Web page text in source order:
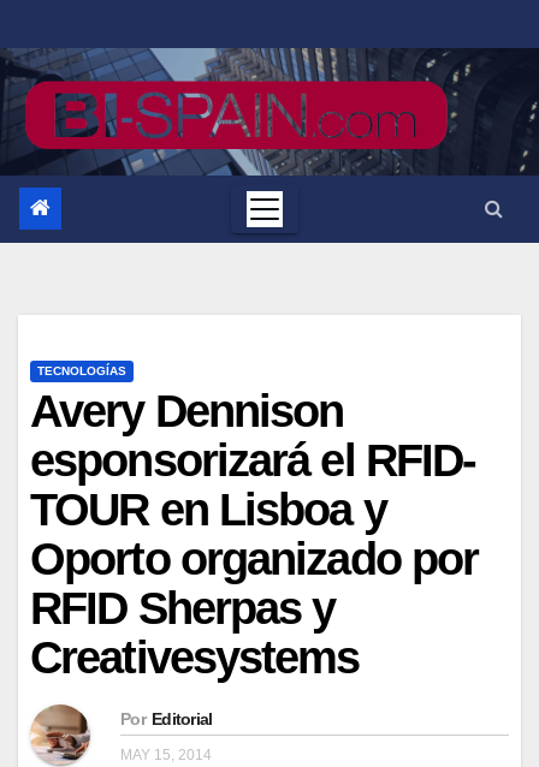
al
contenido
TECNOLOGÍAS
Avery Dennison
esponsorizará el RFID-
TOUR en Lisboa y
Oporto organizado por
RFID Sherpas y
Creativesystems
Por Editorial
MAY 15, 2014